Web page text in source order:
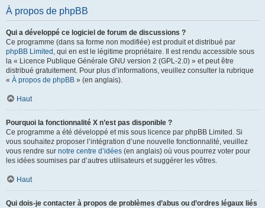
À propos de phpBB
Qui a développé ce logiciel de forum de discussions ?
Ce programme (dans sa forme non modifiée) est produit et distribué par
phpBB Limited , qui en est le légitime propriétaire. Il est rendu accessible sous
la « Licence Publique Générale GNU version 2 (GPL-2.0) » et peut être
distribué gratuitement. Pour plus d’informations, veuillez consulter la rubrique
« À propos de phpBB » (en anglais).
Haut
Pourquoi la fonctionnalité X n’est pas disponible ?
Ce programme a été développé et mis sous licence par phpBB Limited. Si
vous souhaitez proposer l’intégration d’une nouvelle fonctionnalité, veuillez
vous rendre sur notre centre d’idées (en anglais) où vous pourrez voter pour
les idées soumises par d’autres utilisateurs et suggérer les vôtres.
Haut
Qui dois-je contacter à propos de problèmes d’abus ou d’ordres légaux liés